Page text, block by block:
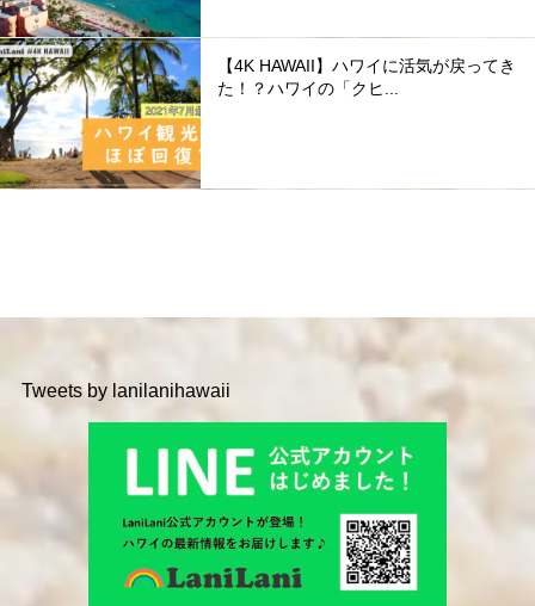
【4K HAWAII】ハワイに活気が戻ってき
た！？ハワイの「クヒ...
Tweets by lanilanihawaii